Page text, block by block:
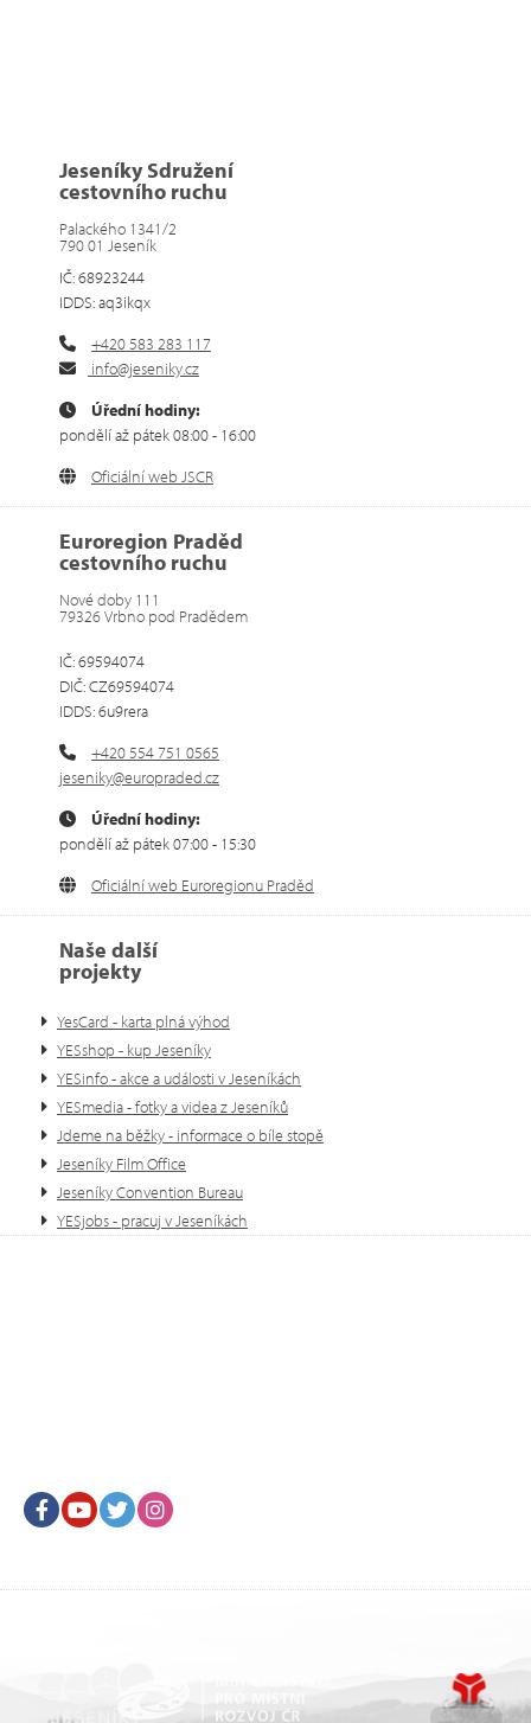
Jeseníky Sdružení
cestovního ruchu
Palackého 1341/2
790 01 Jeseník
IČ: 68923244
IDDS: aq3ikqx
+420 583 283 117
info@jeseniky.cz
Úřední hodiny:
pondělí až pátek 08:00 - 16:00
Oficiální web JSCR
Euroregion Praděd
cestovního ruchu
Nové doby 111
79326 Vrbno pod Pradědem
IČ: 69594074
DIČ: CZ69594074
IDDS: 6u9rera
+420 554 751 0565
jeseniky@europraded.cz
Úřední hodiny:
pondělí až pátek 07:00 - 15:30
Oficiální web Euroregionu Praděd
Naše další
projekty
YesCard - karta plná výhod
YESshop - kup Jeseníky
YESinfo - akce a události v Jeseníkách
YESmedia - fotky a videa z Jeseníků
Jdeme na běžky - informace o bíle stopě
Jeseníky Film Office
Jeseníky Convention Bureau
YESjobs - pracuj v Jeseníkách
FacebookYoutubeTwitter